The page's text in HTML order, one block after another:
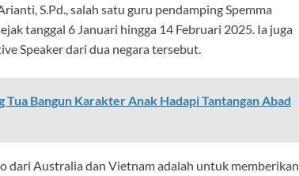
S.Pd., salah satu guru pendamping Spemma
tanggal 6 Januari hingga 14 Februari 2025. Ia juga
Speaker dari dua negara tersebut.
Bangun Karakter Anak Hadapi Tantangan Abad
dari Australia dan Vietnam adalah untuk memberikan